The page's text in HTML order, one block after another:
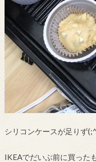
シリコンケースが足りず
IKEAでだいぶ前に買った